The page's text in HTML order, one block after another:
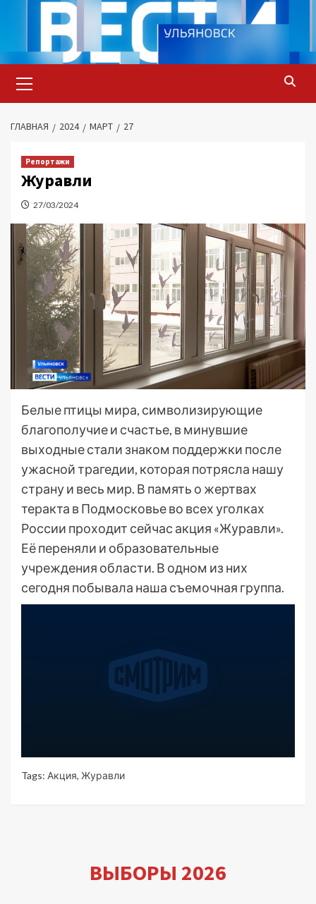
содержимому
меню
ГЛАВНАЯ 2024 МАРТ 27
Репортажи
Журавли
27/03/2024
Белые птицы мира, символизирующие
благополучие и счастье, в минувшие
выходные стали знаком поддержки после
ужасной трагедии, которая потрясла нашу
страну и весь мир. В память о жертвах
теракта в Подмосковье во всех уголках
России проходит сейчас акция «Журавли».
Её переняли и образовательные
учреждения области. В одном из них
сегодня побывала наша съемочная группа.
Tags: Акция, Журавли
ВЫБОРЫ 2026